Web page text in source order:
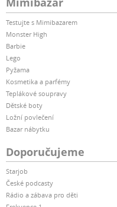
Testujte s Mimibazarem
Monster High
Barbie
Lego
Pyžama
Kosmetika a parfémy
Teplákové soupravy
Dětské boty
Ložní povlečení
Bazar nábytku
Doporučujeme
Starjob
České podcasty
Rádio a zábava pro děti